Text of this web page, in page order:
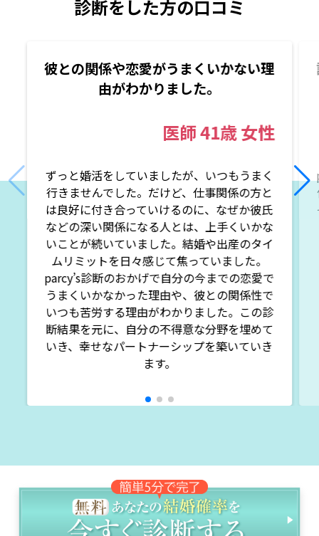
診断をした方の口コミ
彼との関係や恋愛がうまくいかない理
由がわかりました。
医師41歳女性
ずっと婚活をしていましたが、いつもうまく
行きませんでした。だけど、仕事関係の方と
は良好に付き合っていけるのに、なぜか彼氏
などの深い関係になる人とは、上手くいかな
いことが続いていました。結婚や出産のタイ
ムリミットを日々感じて焦っていました。
parcy’s診断のおかげで自分の今までの恋愛で
うまくいかなかった理由や、彼との関係性で
いつも苦労する理由がわかりました。この診
断結果を元に、自分の不得意な分野を埋めて
いき、幸せなパートナーシップを築いていき
ます。